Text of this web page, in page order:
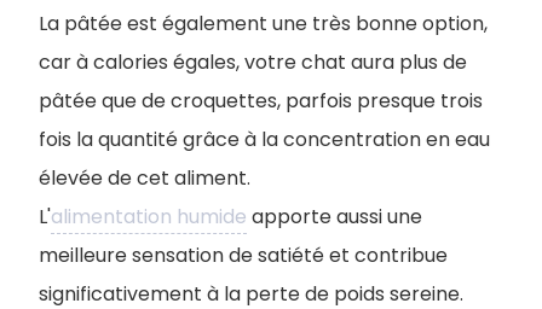
La pâtée est également une très bonne option,
car à calories égales, votre chat aura plus de
pâtée que de croquettes, parfois presque trois
fois la quantité grâce à la concentration en eau
élevée de cet aliment.
L'alimentation humide apporte aussi une
meilleure sensation de satiété et contribue
significativement à la perte de poids sereine.